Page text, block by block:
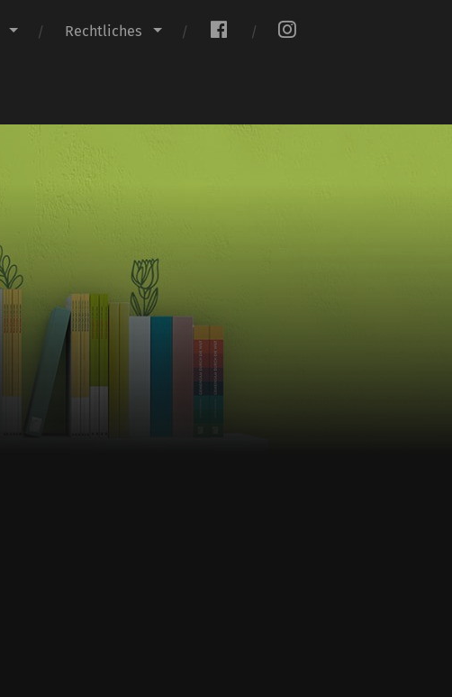
Rechtliches .